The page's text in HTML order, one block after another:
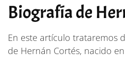
Biografía de
En este artículo trataremos
de Hernán Cortés, nacido